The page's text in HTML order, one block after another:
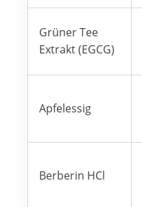
Grüner Tee
Extrakt (EGCG)
Apfelessig
Berberin HCl